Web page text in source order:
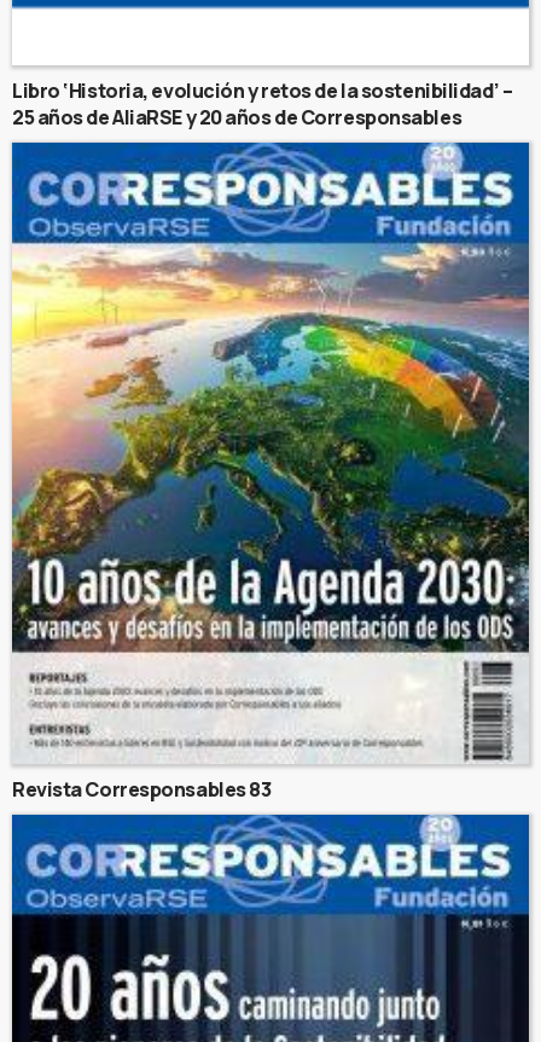
Libro ‘Historia, evolución y retos de la sostenibilidad’ –
25 años de AliaRSE y 20 años de Corresponsables
Revista Corresponsables 83